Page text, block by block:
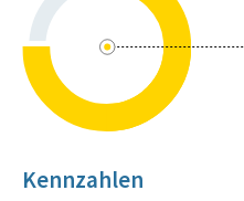
Kennzahlen